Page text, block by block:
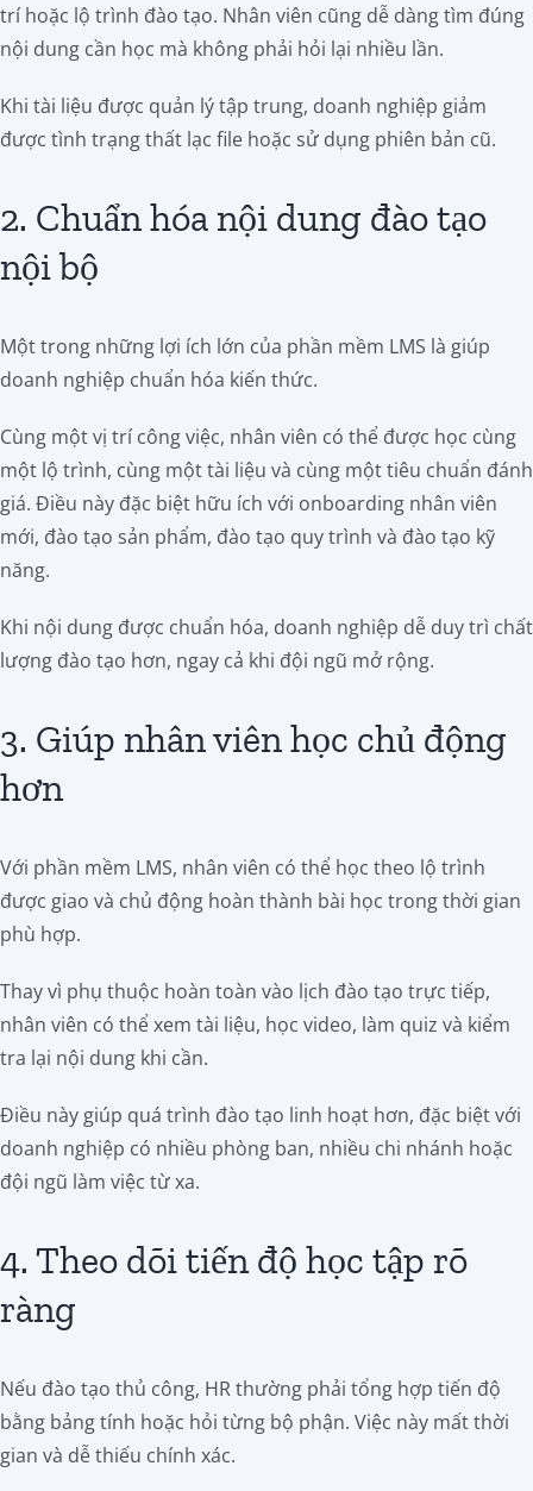
trí hoặc lộ trình đào tạo. Nhân viên cũng dễ dàng tìm đúng
nội dung cần học mà không phải hỏi lại nhiều lần.
Khi tài liệu được quản lý tập trung, doanh nghiệp giảm
được tình trạng thất lạc file hoặc sử dụng phiên bản cũ.
2. Chuẩn hóa nội dung đào tạo
nội bộ
Một trong những lợi ích lớn của phần mềm LMS là giúp
doanh nghiệp chuẩn hóa kiến thức.
Cùng một vị trí công việc, nhân viên có thể được học cùng
một lộ trình, cùng một tài liệu và cùng một tiêu chuẩn đánh
giá. Điều này đặc biệt hữu ích với onboarding nhân viên
mới, đào tạo sản phẩm, đào tạo quy trình và đào tạo kỹ
năng.
Khi nội dung được chuẩn hóa, doanh nghiệp dễ duy trì chất
lượng đào tạo hơn, ngay cả khi đội ngũ mở rộng.
3. Giúp nhân viên học chủ động
hơn
Với phần mềm LMS, nhân viên có thể học theo lộ trình
được giao và chủ động hoàn thành bài học trong thời gian
phù hợp.
Thay vì phụ thuộc hoàn toàn vào lịch đào tạo trực tiếp,
nhân viên có thể xem tài liệu, học video, làm quiz và kiểm
tra lại nội dung khi cần.
Điều này giúp quá trình đào tạo linh hoạt hơn, đặc biệt với
doanh nghiệp có nhiều phòng ban, nhiều chi nhánh hoặc
đội ngũ làm việc từ xa.
4. Theo dõi tiến độ học tập rõ
ràng
Nếu đào tạo thủ công, HR thường phải tổng hợp tiến độ
bằng bảng tính hoặc hỏi từng bộ phận. Việc này mất thời
gian và dễ thiếu chính xác.